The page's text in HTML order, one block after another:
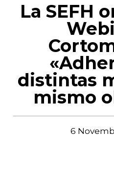
La SEFH
distintas
mismo
6